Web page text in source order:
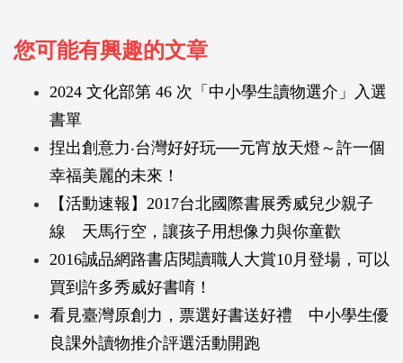
您可能有興趣的文章
2024 文化部第 46 次「中小學生讀物選介」入選
書單
捏出創意力‧台灣好好玩──元宵放天燈～許一個
幸福美麗的未來！
【活動速報】2017台北國際書展秀威兒少親子
線 天馬行空，讓孩子用想像力與你童歡
2016誠品網路書店閱讀職人大賞10月登場，可以
買到許多秀威好書唷！
看見臺灣原創力，票選好書送好禮 中小學生優
良課外讀物推介評選活動開跑